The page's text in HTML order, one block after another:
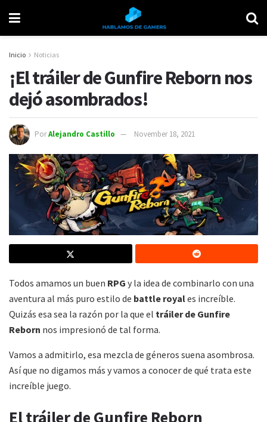
Inicio Noticias
¡El tráiler de Gunfire Reborn nos
dejó asombrados!
PorAlejandro Castillo November 18, 2021
Todos amamos un buen RPG y la idea de combinarlo con una
aventura al más puro estilo de battle royales increíble.
Quizás esa sea la razón por la que el tráiler de Gunfire
Reborn nos impresionó de tal forma.
Vamos a admitirlo, esa mezcla de géneros suena asombrosa.
Así que no digamos más y vamos a conocer de qué trata este
increíble juego.
El tráiler de Gunfire Reborn